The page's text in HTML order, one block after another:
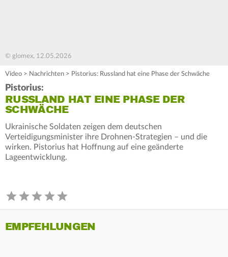
© glomex, 12.05.2026
Video > Nachrichten > Pistorius: Russland hat eine Phase der Schwäche
Pistorius:
RUSSLAND HAT EINE PHASE DER
SCHWÄCHE
Ukrainische Soldaten zeigen dem deutschen
Verteidigungsminister ihre Drohnen-Strategien – und die
wirken. Pistorius hat Hoffnung auf eine geänderte
Lageentwicklung.
EMPFEHLUNGEN